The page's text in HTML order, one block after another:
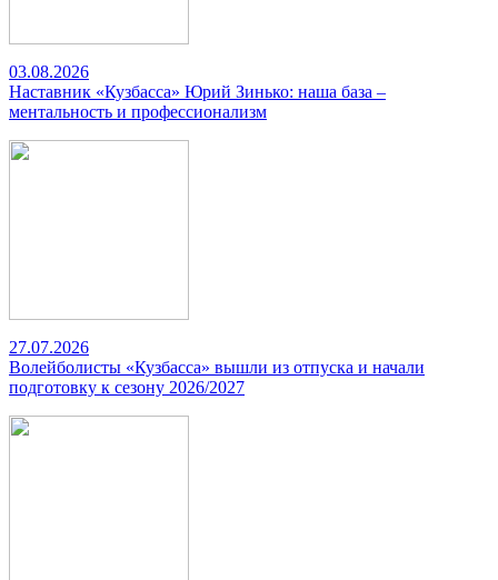
03.08.2026
Наставник «Кузбасса» Юрий Зинько: наша база –
ментальность и профессионализм
27.07.2026
Волейболисты «Кузбасса» вышли из отпуска и начали
подготовку к сезону 2026/2027